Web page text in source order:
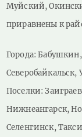
Муйский,
приравнены к
Города:
Северобайкальск,
Поселки:
Нижнеангарск,
Селенгинск,